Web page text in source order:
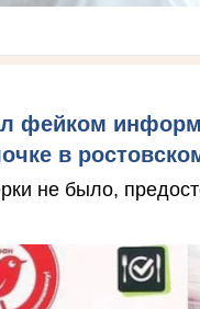
фейком
в
не было,